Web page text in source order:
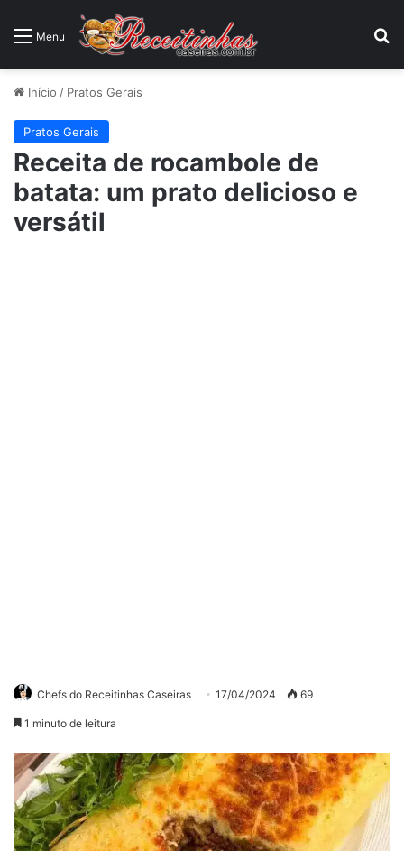
Menu
Início / Pratos Gerais
Pratos Gerais
Receita de rocambole de
batata: um prato delicioso e
versátil
Chefs do Receitinhas Caseiras 17/04/2024 69
1 minuto de leitura